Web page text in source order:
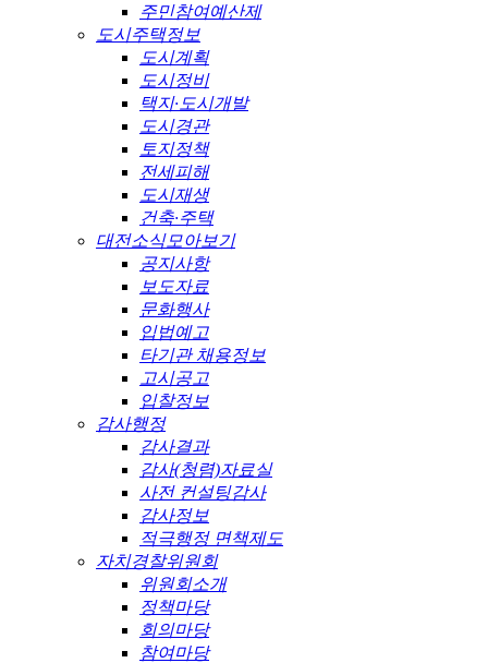
주민참여예산제
도시주택정보
도시계획
도시정비
택지·도시개발
도시경관
토지정책
전세피해
도시재생
건축·주택
대전소식모아보기
공지사항
보도자료
문화행사
입법예고
타기관 채용정보
고시공고
입찰정보
감사행정
감사결과
감사(청렴)자료실
사전 컨설팅감사
감사정보
적극행정 면책제도
자치경찰위원회
위원회소개
정책마당
회의마당
참여마당